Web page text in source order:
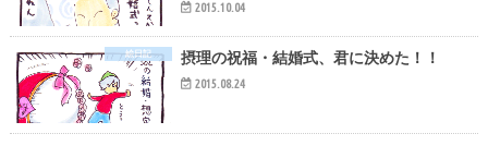
2015.10.04
絵日記 摂理の祝福・結婚式、君に決めた！！
2015.08.24